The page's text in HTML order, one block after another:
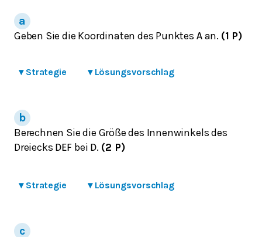
Geben Sie die Koordinaten des Punktes Aan. (1 P)
▾ Strategie ▾ Lösungsvorschlag
Berechnen Sie die Größe des Innenwinkels des
Dreiecks DEF bei D. (2 P)
▾ Strategie ▾ Lösungsvorschlag